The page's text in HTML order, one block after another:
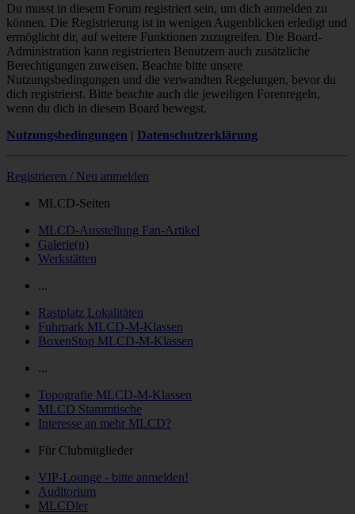
Du musst in diesem Forum registriert sein, um dich anmelden zu
können. Die Registrierung ist in wenigen Augenblicken erledigt und
ermöglicht dir, auf weitere Funktionen zuzugreifen. Die Board-
Administration kann registrierten Benutzern auch zusätzliche
Berechtigungen zuweisen. Beachte bitte unsere
Nutzungsbedingungen und die verwandten Regelungen, bevor du
dich registrierst. Bitte beachte auch die jeweiligen Forenregeln,
wenn du dich in diesem Board bewegst.
Nutzungsbedingungen | Datenschutzerklärung
Registrieren / Neu anmelden
MLCD-Seiten
MLCD-Ausstellung Fan-Artikel
Galerie(n)
Werkstätten
...
Rastplatz Lokalitäten
Fuhrpark MLCD-M-Klassen
BoxenStop MLCD-M-Klassen
...
Topografie MLCD-M-Klassen
MLCD Stammtische
Interesse an mehr MLCD?
Für Clubmitglieder
VIP-Lounge - bitte anmelden!
Auditorium
MLCDler